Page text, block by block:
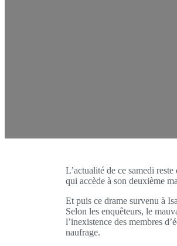
L’actualité de ce samedi
qui accède à son deuxième
Et puis ce drame survenu à
Selon les enquêteurs, le
l’inexistence des membres
naufrage.